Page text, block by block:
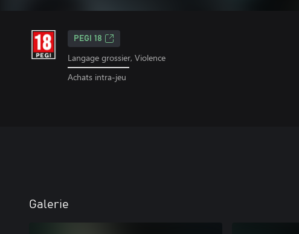
PEGI 18
Langage grossier, Violence
Achats intra-jeu
Galerie